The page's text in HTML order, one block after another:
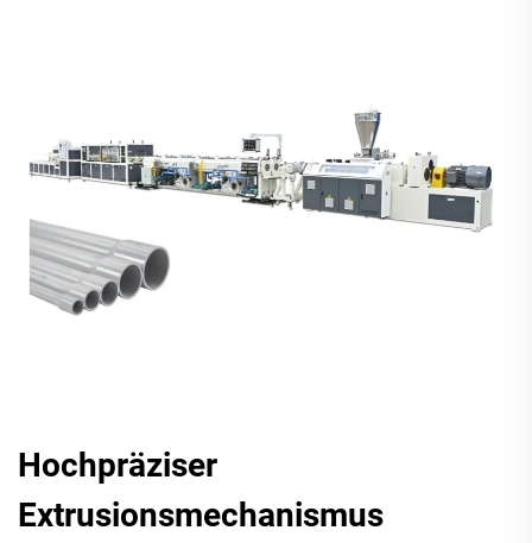
Hochpräziser
Extrusionsmechanismus